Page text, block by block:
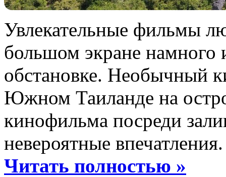
Увлекательные фильмы
большом экране намного
обстановке. Необычный
Южном Таиланде на
кинофильма посреди
невероятные впечатления.
Читать полностью »